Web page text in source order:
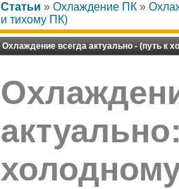
Статьи » Охлаждение ПК »
и тихому ПК)
Охлаждение всегда актуально - (путь к